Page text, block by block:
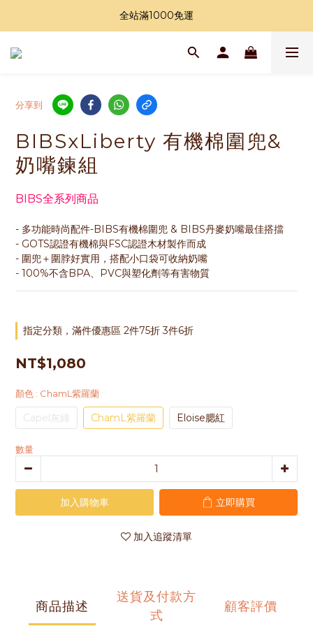
加入LINE好友領購物金
全站滿1000免運
加入LINE好友領購物金
分享到
BIBSxLiberty 有機棉圍兜&
奶嘴鍊組
BIBS全系列商品
- 多功能時尚配件-BIBS有機棉圍兜 & BIBS丹麥奶嘴最佳搭擋
- GOTS認證有機棉與FSC認證木材製作而成
- 圍兜＋圍脖好實用，搭配小口袋可收納奶嘴
- 100%不含BPA、PVC與塑化劑等有害物質
指定分類，滿件優惠區 2件75折 3件6折
NT$1,080
顏色 : ChamL紫羅蘭
Capel灰綠 ChamL紫羅蘭 Eloise腮紅
數量
加入購物車 立即購買
加入追蹤清單
商品描述
送貨及付款方
式
顧客評價